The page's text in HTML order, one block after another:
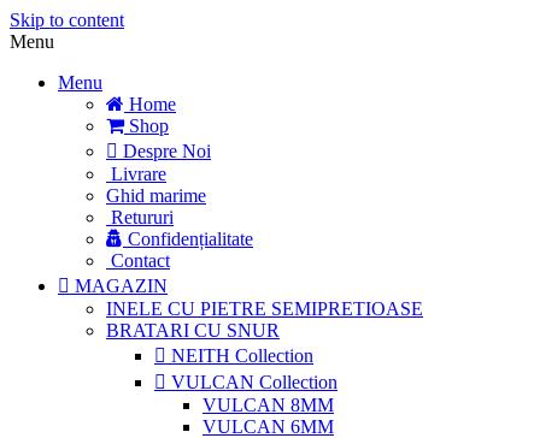
Skip to content
Menu
Menu
Home
Shop
Despre Noi
Livrare
Ghid marime
Retururi
Confidențialitate
Contact
MAGAZIN
INELE CU PIETRE SEMIPRETIOASE
BRATARI CU SNUR
NEITH Collection
VULCAN Collection
VULCAN 8MM
VULCAN 6MM